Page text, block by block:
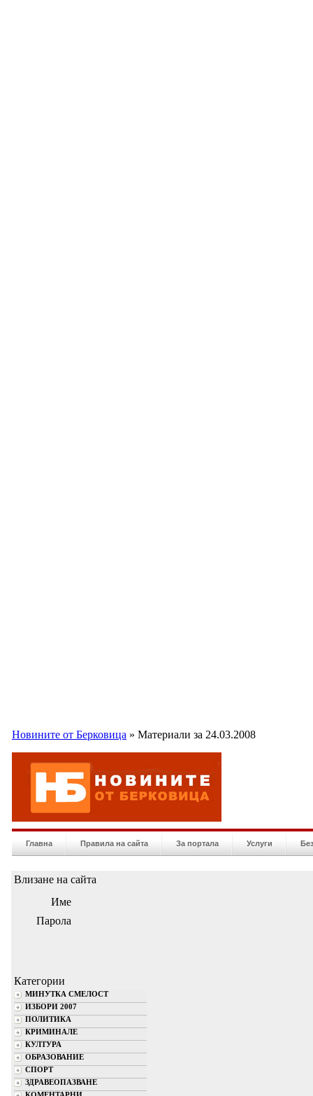
Новините от Берковица » Материали за 24.03.2008
Главна Правила на сайта За портала Услуги
Влизане на сайта
Име
Парола
Категории
МИНУТКА СМЕЛОСТ
ИЗБОРИ 2007
ПОЛИТИКА
КРИМИНАЛЕ
КУЛТУРА
ОБРАЗОВАНИЕ
СПОРТ
ЗДРАВЕОПАЗВАНЕ